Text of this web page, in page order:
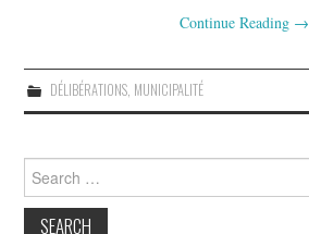
Continue Reading →
DÉLIBÉRATIONS, MUNICIPALITÉ
for: